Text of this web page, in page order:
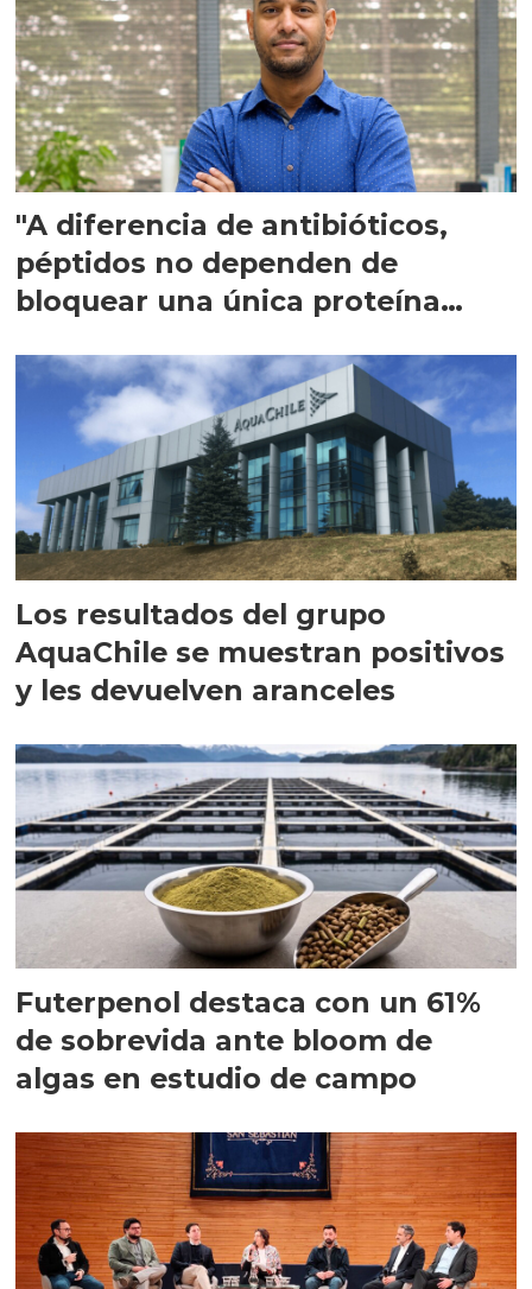
"A diferencia de antibióticos,
péptidos no dependen de
bloquear una única proteína
Los resultados del grupo
AquaChile se muestran positivos
y les devuelven aranceles
Futerpenol destaca con un 61%
de sobrevida ante bloom de
algas en estudio de campo